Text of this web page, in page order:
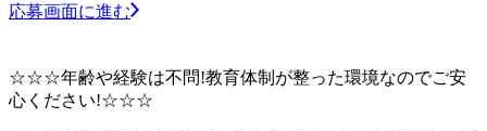
応募画面に進む
☆☆☆年齢や経験は不問!教育体制が整った環境なのでご安
心ください!☆☆☆